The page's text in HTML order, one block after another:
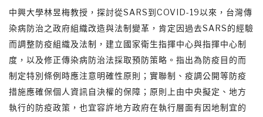
中興大學林昱梅教授，探討從SARS到COVID-19以來，台灣傳
染病防治之政府組織改造與法制變革，肯定因過去SARS的經驗
而調整防疫組織及法制，建立國家衛生指揮中心與指揮中心制
度，以及修正傳染病防治法採取預防策略。指出為防疫目的而
制定特別條例時應注意明確性原則；實聯制、疫調公開等防疫
措施應確保個人資訊自決權的保障；原則上由中央擬定、地方
執行的防疫政策，也宜容許地方政府在執行層面有因地制宜的